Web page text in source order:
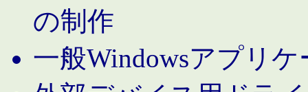
の制作
一般Windowsアプリ